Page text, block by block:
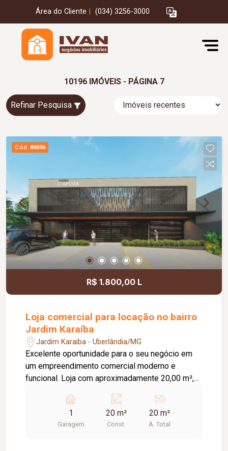
Área do Cliente (034) 3256-3000
10196 IMÓVEIS - PÁGINA 7
Refinar Pesquisa
Cód. 84696
R$ 1.800,00 L
Loja comercial para locação no bairro
Jardim Karaíba
Jardim Karaiba - Uberlândia/MG
Excelente oportunidade para o seu negócio em
um empreendimento comercial moderno e
funcional. Loja com aproximadamente 20,00 m²,
espaço prático, bem estruturado e pronto para
receber clientes. O empreendimento oferece uma
completa infraestrutura compartilhada, contando
1
Garagem
20 m²
Const.
20 m²
A. Total